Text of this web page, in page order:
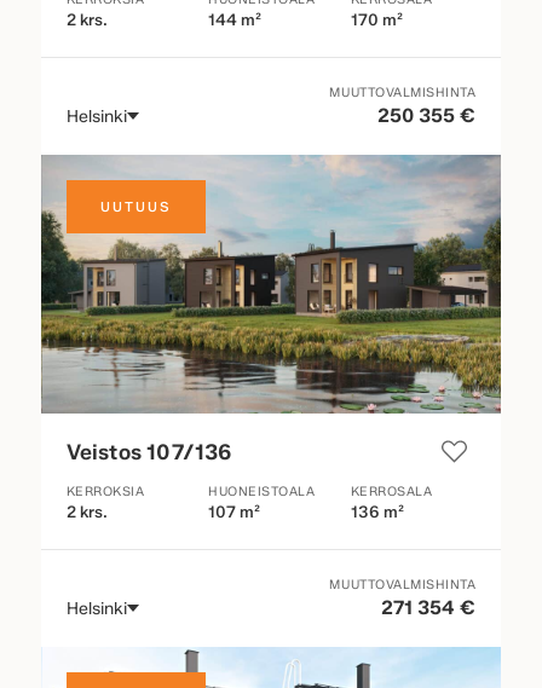
2 krs. 144 m² 170 m²
Helsinki
MUUTTOVALMISHINTA
250 355 €
UUTUUS
Veistos 107/136
KERROKSIA
2 krs.
HUONEISTOALA
107 m²
KERROSALA
136 m²
Helsinki
MUUTTOVALMISHINTA
271 354 €